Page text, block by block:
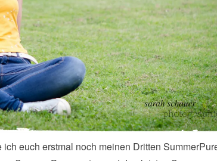
ich euch erstmal noch meinen Dritten